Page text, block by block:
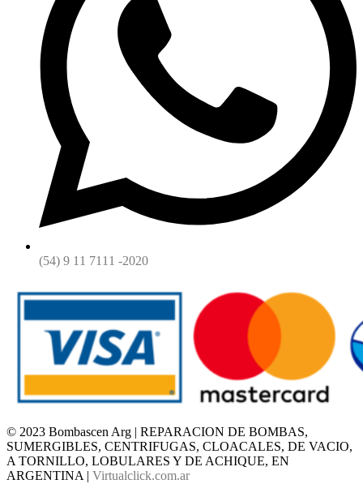
(54) 9 11 7111 -2020
© 2023 Bombascen Arg | REPARACION DE BOMBAS,
SUMERGIBLES, CENTRIFUGAS, CLOACALES, DE VACIO,
A TORNILLO, LOBULARES Y DE ACHIQUE, EN
ARGENTINA | Virtualclick.com.ar